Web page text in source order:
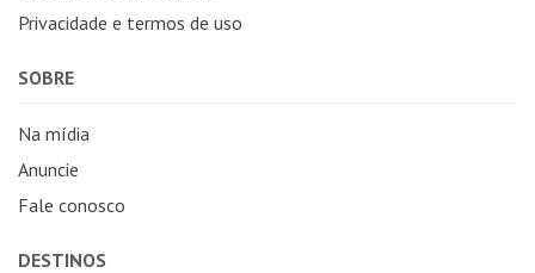
Privacidade e termos de uso
SOBRE
Na mídia
Anuncie
Fale conosco
DESTINOS